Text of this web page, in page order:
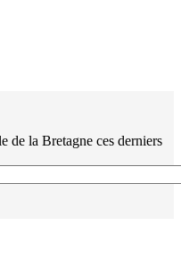
de la Bretagne ces derniers